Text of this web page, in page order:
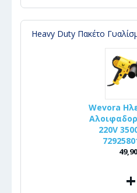
Heavy Duty Πακέτο
Wevora
220V
+